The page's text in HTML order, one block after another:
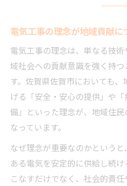
電気工事の理念が地域貢献に
電気工事の理念は、単なる技
域社会への貢献意識を強く持
す。佐賀県佐賀市においても
げる「安全・安心の提供」や
備」といった理念が、地域住
なっています。
なぜ理念が重要なのかという
ある電気を安定的に供給し続
こなすだけでなく、社会的責